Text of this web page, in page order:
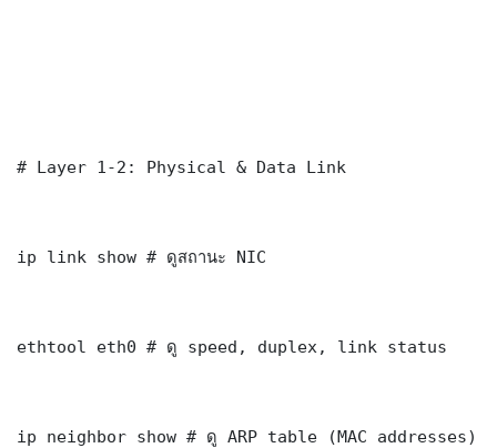
# Layer 1-2: Physical & Data Link
ip link show # ดูสถานะ NIC
ethtool eth0 # ดู speed, duplex, link status
ip neighbor show # ดู ARP table (MAC addresses)